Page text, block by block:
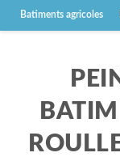
Batiments agricoles